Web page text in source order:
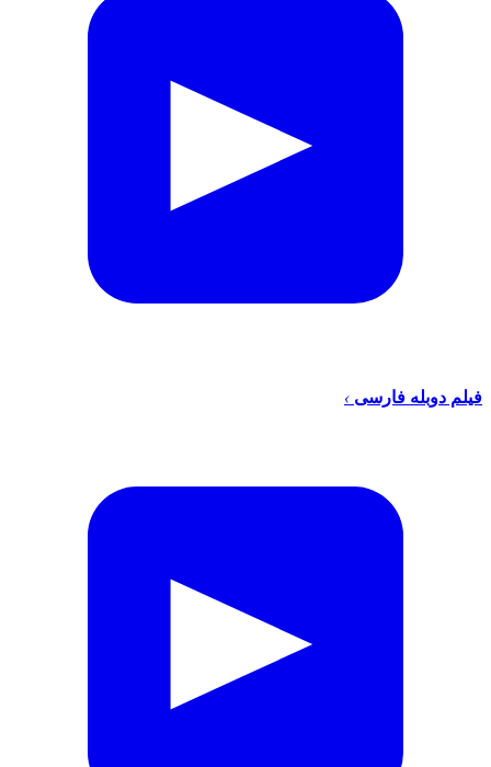
فیلم دوبله فارسی ›